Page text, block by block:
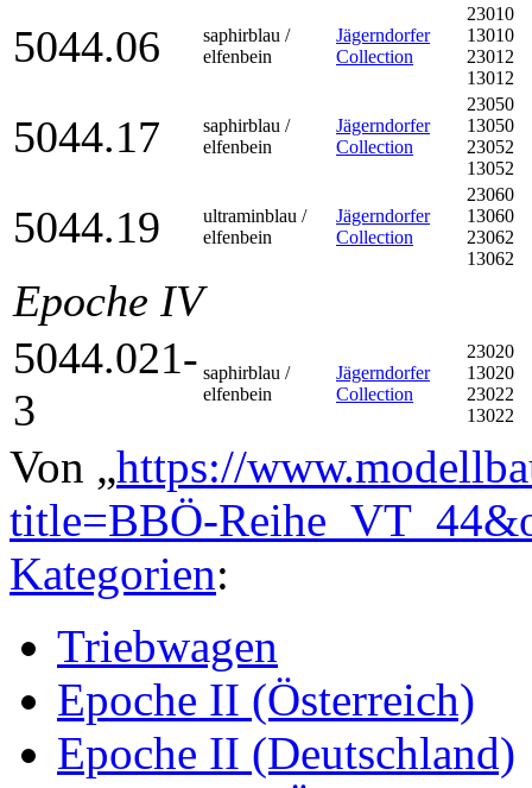
5044.06
saphirblau /
elfenbein
Jägerndorfer
Collection
23010
13010
23012
13012
5044.17
saphirblau /
elfenbein
Jägerndorfer
Collection
23050
13050
23052
13052
5044.19
ultraminblau /
elfenbein
Jägerndorfer
Collection
23060
13060
23062
13062
Epoche IV
5044.021-
3
saphirblau /
elfenbein
Jägerndorfer
Collection
23020
13020
23022
13022
Von „https://
title=BBÖ-
Kategorien:
Triebwagen
Epoche II (Österreich)
Epoche II (Deutschland)